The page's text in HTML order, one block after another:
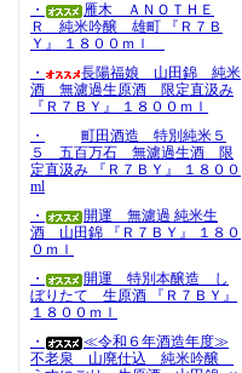
・
雁木 ＡＮＯＴＨＥ
Ｒ 純米吟醸 雄町 『Ｒ７Ｂ
Ｙ』 １８００ｍｌ
・
長陽福娘 山田錦 純米
酒 無濾過生原酒 限定直汲み
『Ｒ７ＢＹ』 １８００ｍｌ
・
町田酒造 特別純米５
５ 五百万石 無濾過生酒 限
定直汲み 『Ｒ７ＢＹ』 １８００
ml
・
開運 無濾過 純米生
酒 山田錦 『Ｒ７ＢＹ』 １８０
０ｍｌ
・
開運 特別本醸造 し
ぼりたて 生原酒 『Ｒ７ＢＹ』
１８００ｍｌ
・
≪令和６年酒造年度≫
不老泉 山廃仕込 純米吟醸